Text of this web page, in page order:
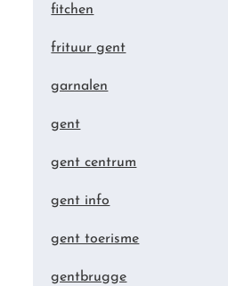
fitchen
frituur gent
garnalen
gent
gent centrum
gent info
gent toerisme
gentbrugge